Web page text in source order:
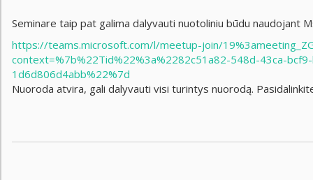
Seminare taip pat galima dalyvauti nuotoliniu būdu naudojant
https://teams.microsoft.com/l/meetup-join/
context=%7b%22Tid%22%3a%2282c51a82-548d-43ca-
1d6d806d4abb%22%7d
Nuoroda atvira, gali dalyvauti visi turintys nuorodą.